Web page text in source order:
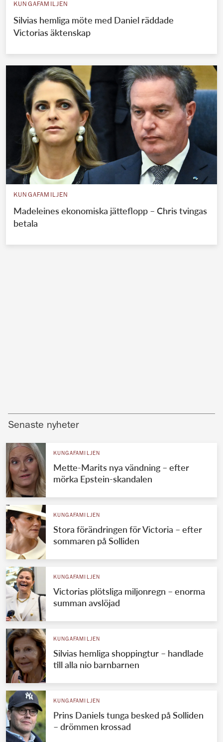
KUNGAFAMILJEN
Silvias hemliga möte med Daniel räddade
Victorias äktenskap
KUNGAFAMILJEN
Madeleines ekonomiska jätteflopp – Chris tvingas
betala
Senaste nyheter
KUNGAFAMILJEN
Mette-Marits nya vändning – efter
mörka Epstein-skandalen
KUNGAFAMILJEN
Stora förändringen för Victoria – efter
sommaren på Solliden
KUNGAFAMILJEN
Victorias plötsliga miljonregn – enorma
summan avslöjad
KUNGAFAMILJEN
Silvias hemliga shoppingtur – handlade
till alla nio barnbarnen
KUNGAFAMILJEN
Prins Daniels tunga besked på Solliden
– drömmen krossad